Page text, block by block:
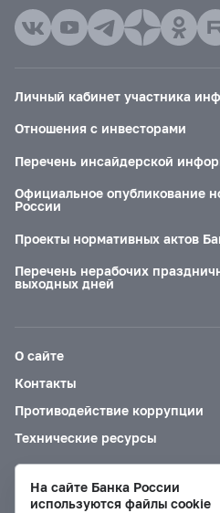
Личный кабинет участника
Отношения с инвесторами
Перечень инсайдерской
Официальное опубликование
России
Проекты нормативных актов
Перечень нерабочих
выходных дней
О сайте
Контакты
Противодействие коррупции
Технические ресурсы
Версия для слабовидящих
На сайте Банка России
используются файлы cookie